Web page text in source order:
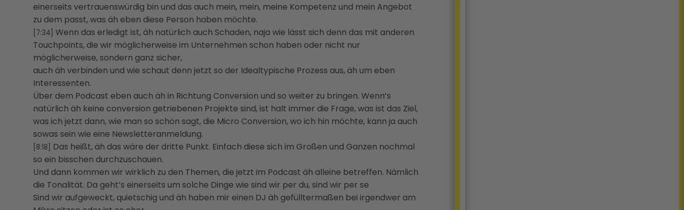
einerseits vertrauenswürdig bin und das auch mein, mein, meine Kompetenz und mein Angebot
zu dem passt, was äh eben diese Person haben möchte.
[7:34] Wenn das erledigt ist, äh natürlich auch Schaden, naja wie lässt sich denn das mit anderen
Touchpoints, die wir möglicherweise im Unternehmen schon haben oder nicht nur
möglicherweise, sondern ganz sicher,
auch äh verbinden und wie schaut denn jetzt so der Idealtypische Prozess aus, äh um eben
Interessenten.
Über dem Podcast eben auch äh in Richtung Conversion und so weiter zu bringen. Wenn’s
natürlich äh keine conversion getriebenen Projekte sind, ist halt immer die Frage, was ist das Ziel,
was ich jetzt dann, wie man so schön sagt, die Micro Conversion, wo ich hin möchte, kann ja auch
sowas sein wie eine Newsletteranmeldung.
[8:18]
Das heißt, äh das wäre der dritte Punkt. Einfach diese sich im Großen und Ganzen nochmal
so ein bisschen durchzuschauen.
Und dann kommen wir wirklich zu den Themen, die jetzt im Podcast äh alleine betreffen. Nämlich
die Tonalität. Da geht’s einerseits um solche Dinge wie sind wir per du, sind wir per se
Sind wir aufgeweckt, quietschig und äh haben mir einen DJ äh gefülltermaßen bei irgendwer am